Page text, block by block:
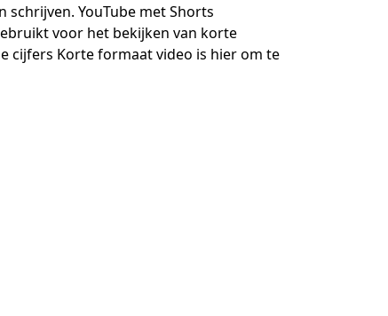
YouTube met Shorts
voor het bekijken van korte
cijfers Korte formaat video is hier om te